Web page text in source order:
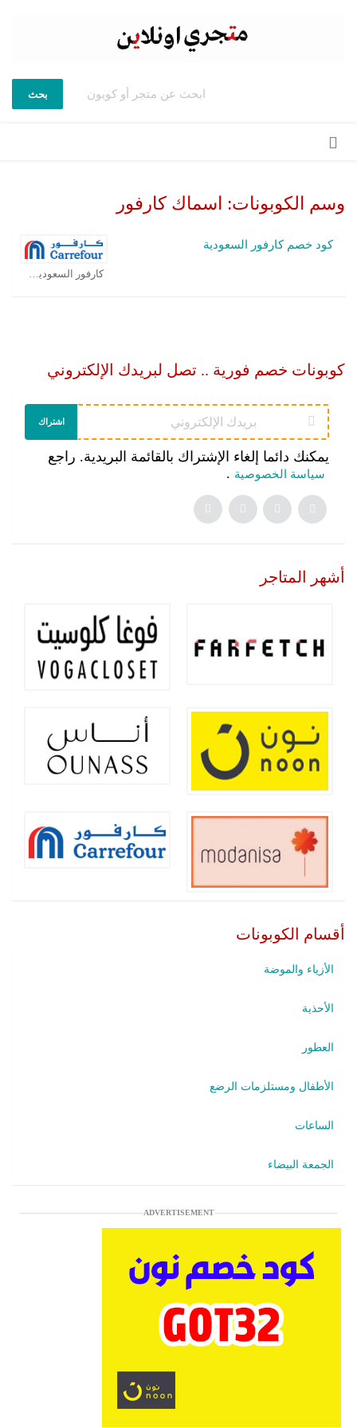
بحث
وسم الكوبونات: اسماك كارفور
كود خصم كارفور السعودية
كوبونات خصم فورية .. تصل لبريدك الإلكتروني
اشتراك
يمكنك دائما إلغاء الإشتراك بالقائمة البريدية. راجع
سياسة الخصوصية .
أشهر المتاجر
أقسام الكوبونات
الأزياء والموضة
الأحذية
العطور
الأطفال ومستلزمات الرضع
الساعات
الجمعة البيضاء
ADVERTISEMENT